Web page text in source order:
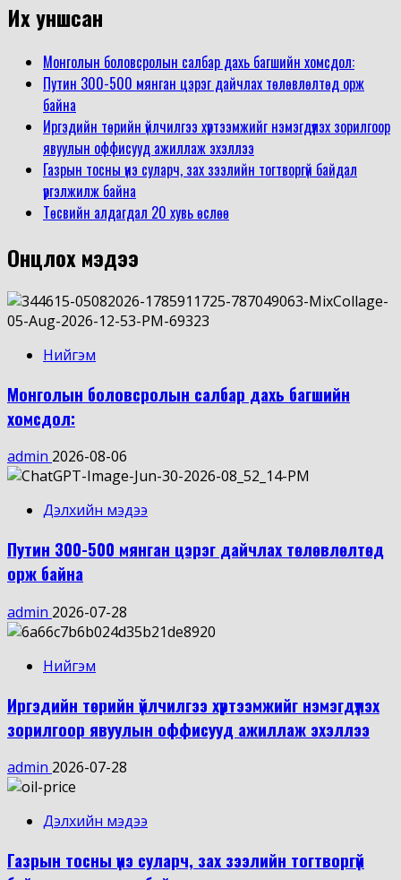
Их уншсан
Монголын боловсролын салбар дахь багшийн хомсдол:
Путин 300-500 мянган цэрэг дайчлах төлөвлөлтөд орж
байна
Иргэдийн төрийн үйлчилгээ хүртээмжийг нэмэгдүүлэх зорилгоор
явуулын оффисууд ажиллаж эхэллээ
Газрын тосны үнэ суларч, зах зээлийн тогтворгүй байдал
үргэлжилж байна
Төсвийн алдагдал 20 хувь өслөө
Онцлох мэдээ
Нийгэм
Монголын боловсролын салбар дахь багшийн
хомсдол:
admin 2026-08-06
Дэлхийн мэдээ
Путин 300-500 мянган цэрэг дайчлах төлөвлөлтөд
орж байна
admin 2026-07-28
Нийгэм
Иргэдийн төрийн үйлчилгээ хүртээмжийг нэмэгдүүлэх
зорилгоор явуулын оффисууд ажиллаж эхэллээ
admin 2026-07-28
Дэлхийн мэдээ
Газрын тосны үнэ суларч, зах зээлийн тогтворгүй